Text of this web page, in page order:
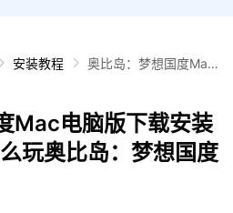
安装教程
奥比岛：梦想国度Mac
梦想国度攻略
Mac电脑版下载安装
玩奥比岛：梦想国度